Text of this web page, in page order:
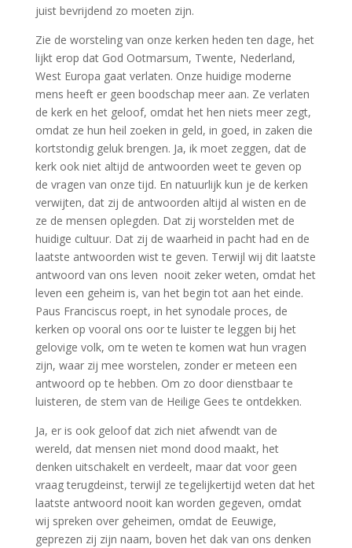
juist bevrijdend zo moeten zijn.
Zie de worsteling van onze kerken heden ten dage, het
lijkt erop dat God Ootmarsum, Twente, Nederland,
West Europa gaat verlaten. Onze huidige moderne
mens heeft er geen boodschap meer aan. Ze verlaten
de kerk en het geloof, omdat het hen niets meer zegt,
omdat ze hun heil zoeken in geld, in goed, in zaken die
kortstondig geluk brengen. Ja, ik moet zeggen, dat de
kerk ook niet altijd de antwoorden weet te geven op
de vragen van onze tijd. En natuurlijk kun je de kerken
verwijten, dat zij de antwoorden altijd al wisten en de
ze de mensen oplegden. Dat zij worstelden met de
huidige cultuur. Dat zij de waarheid in pacht had en de
laatste antwoorden wist te geven. Terwijl wij dit laatste
antwoord van ons leven nooit zeker weten, omdat het
leven een geheim is, van het begin tot aan het einde.
Paus Franciscus roept, in het synodale proces, de
kerken op vooral ons oor te luister te leggen bij het
gelovige volk, om te weten te komen wat hun vragen
zijn, waar zij mee worstelen, zonder er meteen een
antwoord op te hebben. Om zo door dienstbaar te
luisteren, de stem van de Heilige Gees te ontdekken.
Ja, er is ook geloof dat zich niet afwendt van de
wereld, dat mensen niet mond dood maakt, het
denken uitschakelt en verdeelt, maar dat voor geen
vraag terugdeinst, terwijl ze tegelijkertijd weten dat het
laatste antwoord nooit kan worden gegeven, omdat
wij spreken over geheimen, omdat de Eeuwige,
geprezen zij zijn naam, boven het dak van ons denken